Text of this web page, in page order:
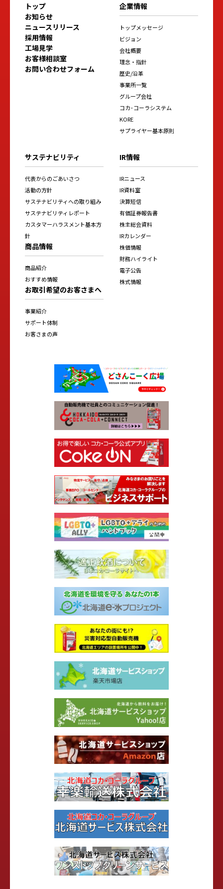
トップ
お知らせ
ニュースリリース
採用情報
工場見学
お客様相談室
お問い合わせフォーム
企業情報
トップメッセージ
ビジョン
会社概要
理念・指針
歴史/沿革
事業所一覧
グループ会社
コカ･コーラシステム
KORE
サプライヤー基本原則
サステナビリティ
代表からのごあいさつ
活動の方針
サステナビリティへの取り組み
サステナビリティレポート
カスタマーハラスメント基本方
針
商品情報
商品紹介
おすすめ情報
お取引希望のお客さまへ
事業紹介
サポート体制
お客さまの声
IR情報
IRニュース
IR資料室
決算短信
有価証券報告書
株主総会資料
IRカレンダー
株価情報
財務ハイライト
電子公告
株式情報